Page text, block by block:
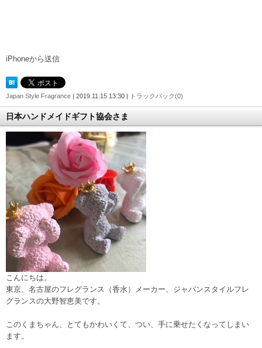
iPhoneから送信
Japan Style Fragrance | 2019.11.15 13:30 | トラックバック(0)
日本ハンドメイドギフト協会さま
こんにちは。
東京、名古屋のフレグランス（香水）メーカー、ジャパンスタイルフレ
グランスの大野智恵美です。
このくまちゃん、とてもかわいくて、つい、手に乗せたくなってしまい
ます。